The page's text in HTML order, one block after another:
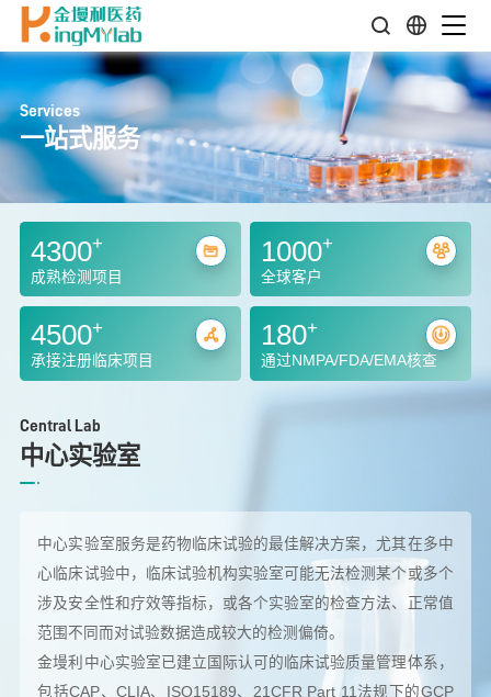
Services
一站式服务
4300+
成熟检测项目
1000+
全球客户
4500+
承接注册临床项目
180+
通过NMPA/FDA/EMA核查
Central Lab
中心实验室
中心实验室服务是药物临床试验的最佳解决方案，尤其在多中
心临床试验中，临床试验机构实验室可能无法检测某个或多个
涉及安全性和疗效等指标，或各个实验室的检查方法、正常值
范围不同而对试验数据造成较大的检测偏倚。
金墁利中心实验室已建立国际认可的临床试验质量管理体系，
包括CAP、CLIA、ISO15189、21CFR Part 11法规下的GCP